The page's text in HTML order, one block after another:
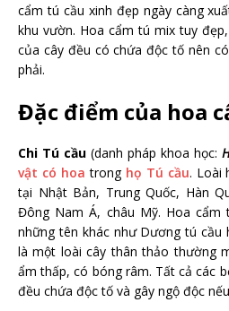
cẩm tú cầu xinh đẹp ngày càng
khu vườn. Hoa cẩm tú mix tuy
của cây đều có chứa độc tố nên
phải.
Đặc điểm của hoa
Chi Tú cầu (danh pháp khoa học:
vật có hoa trong họ Tú cầu. Loài
tại Nhật Bản, Trung Quốc, Hàn
Đông Nam Á, châu Mỹ. Hoa cẩm
những tên khác như Dương tú cầu
là một loài cây thân thảo thường
ẩm thấp, có bóng râm. Tất cả các
đều chứa độc tố và gây ngộ độc